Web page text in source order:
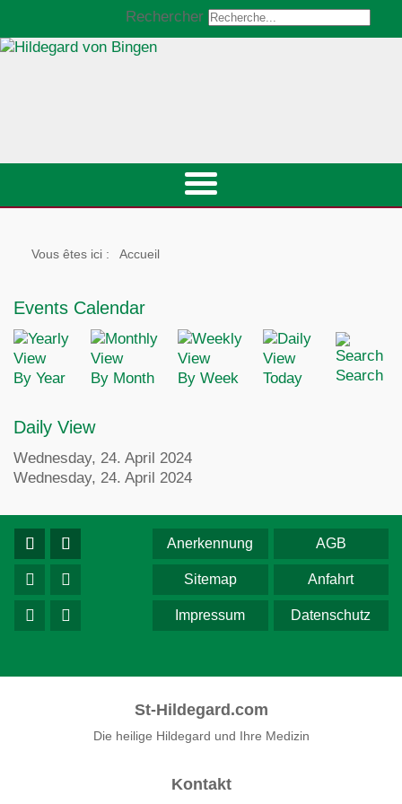
Rechercher
Vous êtes ici : Accueil
Events Calendar
By Year By Month By Week Today Search
Daily View
Wednesday, 24. April 2024
Wednesday, 24. April 2024
AGB
Anerkennung
Anfahrt
Sitemap
Datenschutz
Impressum
St-Hildegard.com
Die heilige Hildegard und Ihre Medizin
Kontakt